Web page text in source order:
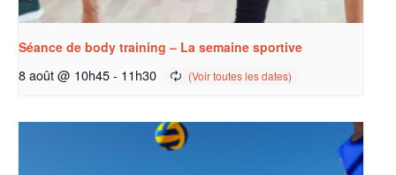
Séance de body training – La semaine sportive
8 août @ 10h45- 11h30